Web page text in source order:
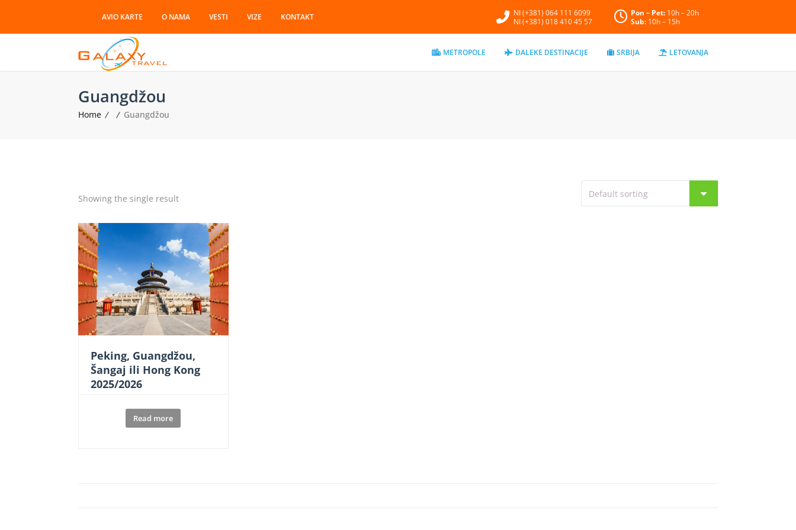
AVIO KARTE O NAMA VESTI VIZE KONTAKT
NI (+381) 064 111 6099
NI (+381) 018 410 45 57
Pon – Pet:10h – 20h
Sub:10h – 15h
METROPOLE DALEKE DESTINACIJE SRBIJA LETOVANJA
Guangdžou
Home Guangdžou
Showing the single result
Peking, Guangdžou,
Šangaj ili Hong Kong
2025/2026
Read more